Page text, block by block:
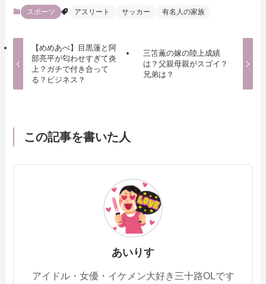
スポーツ アスリート サッカー 有名人の家族
【めめあべ】目黒蓮と阿
部亮平が匂わせすぎて炎
上？ガチで付き合って
る？ビジネス？
三笘薫の嫁の陸上成績
は？父親母親がスゴイ？
兄弟は？
この記事を書いた人
あいりす
アイドル・女優・イケメン大好き三十路OLです